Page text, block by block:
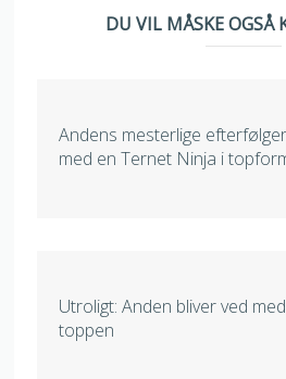
DU VIL MÅSKE OGSÅ
Andens mesterlige
med en Ternet Ninja i
Utroligt: Anden bliver ved
toppen